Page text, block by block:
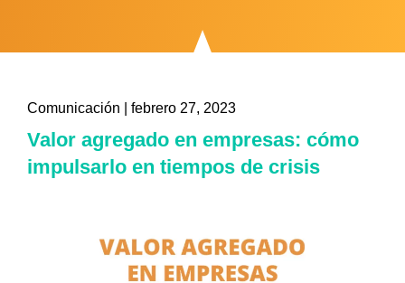
Comunicación febrero 27, 2023
Valor agregado en empresas: cómo
impulsarlo en tiempos de crisis